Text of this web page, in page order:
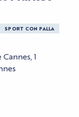
SPORT CON PALLA
1